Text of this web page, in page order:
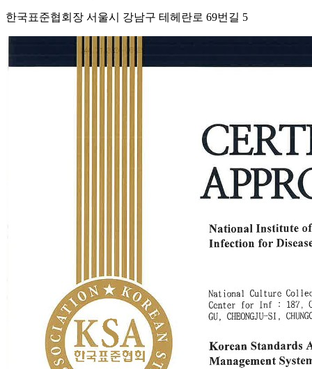
한국표준협회장 서울시 강남구 테헤란로 69번길 5